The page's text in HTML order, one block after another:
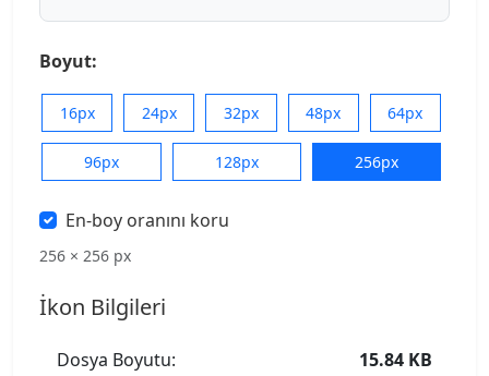
Boyut:
16px 24px 32px 48px 64px
96px 128px 256px
En-boy oranını koru
256 × 256 px
İkon Bilgileri
Dosya Boyutu:
15.84 KB